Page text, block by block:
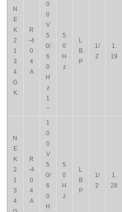
N
E
K
2
1
3
4
G
K
R
-4
0
4
A
0
0
V
5
0/
6
0
H
z
1
~
5
0
H
z
L
B
P
1/
2
1.
19
N
E
K
2
1
3
4
R
-4
0
4
A
1
0
0
V
5
0/
6
0
H
5
0
H
z
L
B
P
1/
2
1.
28